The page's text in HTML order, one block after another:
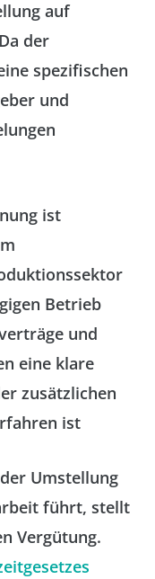
auf
der
spezifischen
und
ist
Betrieb
und
eine klare
zusätzlichen
ist
Umstellung
führt, stellt
Vergütung.